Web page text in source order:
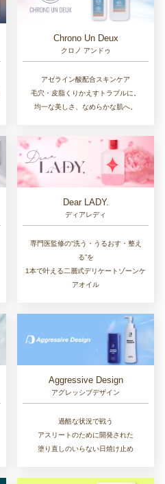
Chrono Un Deux
クロノ アンドゥ
アゼライン酸配合スキンケア
毛穴・皮脂くりかえすトラブルに。
均一な美しさ、なめらかな肌へ。
Dear LADY.
ディアレディ
専門医監修の“洗う・うるおす・整え
る”を
1本で叶える二層式デリケートゾーンケ
アオイル
Aggressive Design
アグレッシブデザイン
過酷な状況で戦う
アスリートのために開発された
塗り直しのいらない日焼け止め